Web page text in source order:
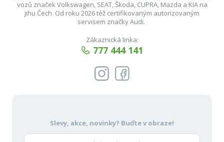
vozů značek Volkswagen, SEAT, Škoda, CUPRA, Mazda a KIA na
jihu Čech. Od roku 2026 též certifikovaným autorizovaným
servisem značky Audi.
Zákaznická linka:
777 444 141
Slevy, akce, novinky? Buďte v obraze!